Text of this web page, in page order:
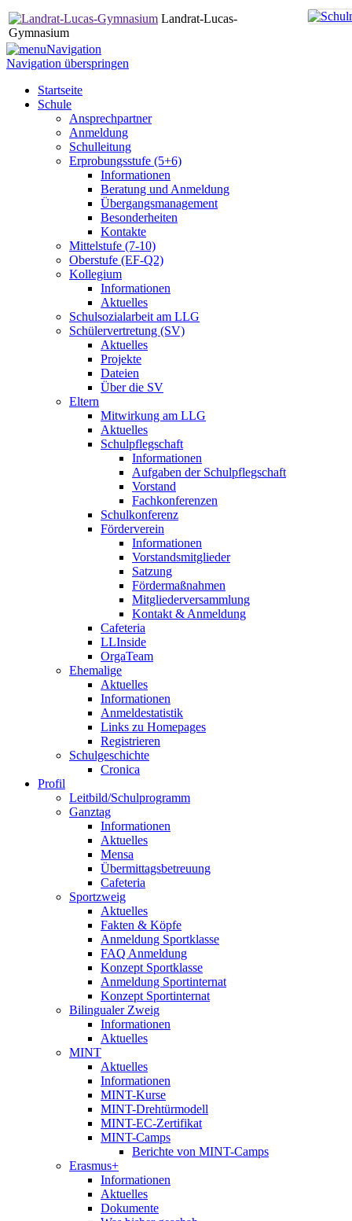
Landrat-Lucas-
Gymnasium
Navigation
Navigation überspringen
Startseite
Schule
Ansprechpartner
Anmeldung
Schulleitung
Erprobungsstufe (5+6)
Informationen
Beratung und Anmeldung
Übergangsmanagement
Besonderheiten
Kontakte
Mittelstufe (7-10)
Oberstufe (EF-Q2)
Kollegium
Informationen
Aktuelles
Schulsozialarbeit am LLG
Schülervertretung (SV)
Aktuelles
Projekte
Dateien
Über die SV
Eltern
Mitwirkung am LLG
Aktuelles
Schulpflegschaft
Informationen
Aufgaben der Schulpflegschaft
Vorstand
Fachkonferenzen
Schulkonferenz
Förderverein
Informationen
Vorstandsmitglieder
Satzung
Fördermaßnahmen
Mitgliederversammlung
Kontakt & Anmeldung
Cafeteria
LLInside
OrgaTeam
Ehemalige
Aktuelles
Informationen
Anmeldestatistik
Links zu Homepages
Registrieren
Schulgeschichte
Cronica
Profil
Leitbild/Schulprogramm
Ganztag
Informationen
Aktuelles
Mensa
Übermittagsbetreuung
Cafeteria
Sportzweig
Aktuelles
Fakten & Köpfe
Anmeldung Sportklasse
FAQ Anmeldung
Konzept Sportklasse
Anmeldung Sportinternat
Konzept Sportinternat
Bilingualer Zweig
Informationen
Aktuelles
MINT
Aktuelles
Informationen
MINT-Kurse
MINT-Drehtürmodell
MINT-EC-Zertifikat
MINT-Camps
Berichte von MINT-Camps
Erasmus+
Informationen
Aktuelles
Dokumente